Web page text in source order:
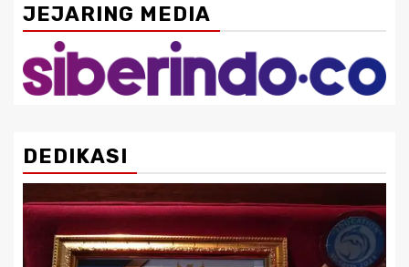
JEJARING MEDIA
DEDIKASI